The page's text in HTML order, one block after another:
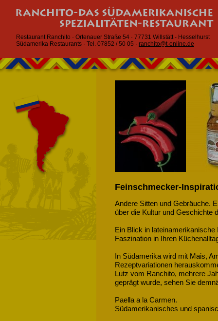
Restaurant Ranchito · Ortenauer Straße 54 · 77731 Willstätt - Hesselhurst
Südamerika Restaurants · Tel. 07852 / 50 05 · ranchito@t-online.de
Feinschmecker-
Andere Sitten und Gebräuche.
über die Kultur und Geschichte
Ein Blick in
Faszination in Ihren
In Südamerika wird mit Mais,
Rezeptvariationen
Lutz vom Ranchito, mehrere
geprägt wurde, sehen Sie
Paella a la Carmen.
Südamerikanisches und